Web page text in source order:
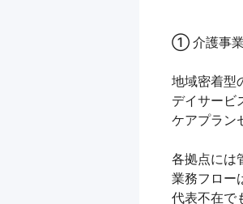
① 介護事業
地域密着型
デイサービ
ケアプラン
各拠点には
業務フロー
代表不在で